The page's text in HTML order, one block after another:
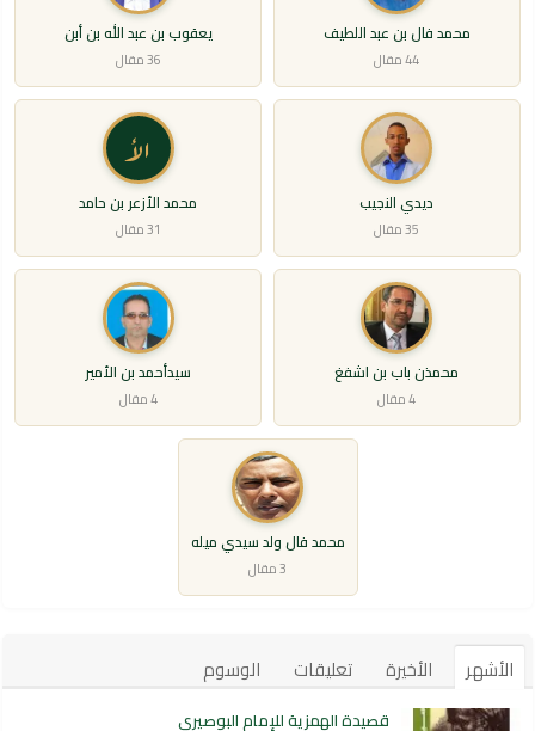
محمد فال بن عبد اللطيف
44 مقال
يعقوب بن عبد الله بن أبن
36 مقال
ديدي النجيب
35 مقال
الأ
محمد الأزعر بن حامد
31 مقال
محمذن باب بن اشفغ
4 مقال
سيدأحمد بن الأمير
4 مقال
محمد فال ولد سيدي ميله
3 مقال
الأشهر الأخيرة تعليقات الوسوم
قصيدة الهمزية للإمام البوصيري